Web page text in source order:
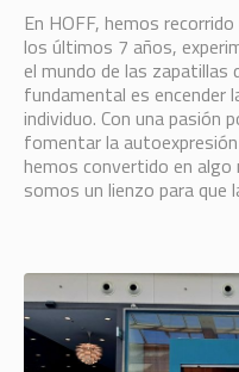
En HOFF, hemos
los últimos 7 años,
el mundo de las
fundamental es encender
individuo. Con una pasión
fomentar la
hemos convertido en algo
somos un lienzo para que